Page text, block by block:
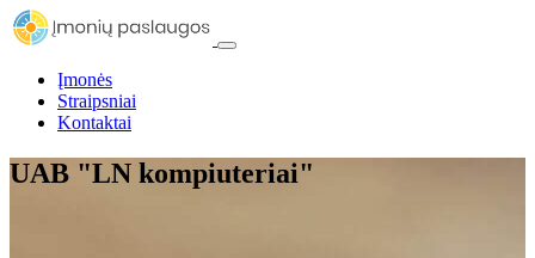
Įmonės
Straipsniai
Kontaktai
UAB "LN kompiuteriai"